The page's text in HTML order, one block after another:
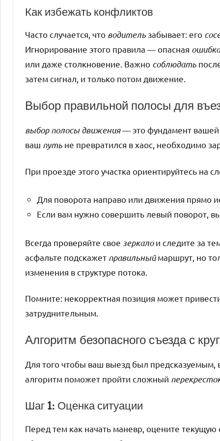
Как избежать конфликтов
Часто случается, что водитель забывает: его
Игнорирование этого правила — опасная ошибка
или даже столкновение. Важно соблюдать
затем сигнал, и только потом движение.
Выбор правильной полосы для
выбор полосы движения— это фундамент вашей
ваш путь не превратился в хаос, необходимо
При проезде этого участка ориентируйтесь на
Для поворота направо или движения прямо
Если вам нужно совершить левый поворот,
Всегда проверяйте свое зеркалои следите за
асфальте подскажет правильныймаршрут, но
изменения в структуре потока.
Помните: некорректная позиция может
затруднительным.
Алгоритм безопасного съезда с
Для того чтобы ваш выезд был предсказуемым,
алгоритм поможет пройти сложный
Шаг 1: Оценка ситуации
Перед тем как начать маневр, оцените